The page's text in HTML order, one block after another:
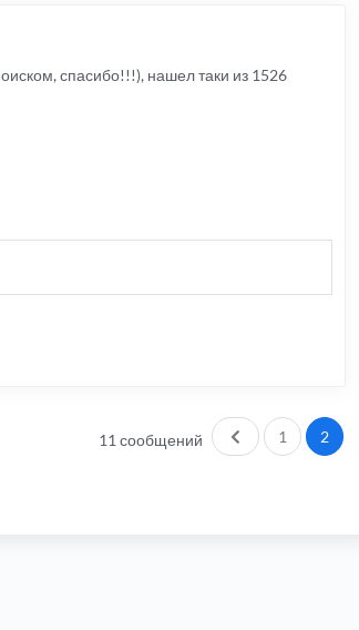
спасибо!!!), нашел таки из 1526
11 сообщений Пред.
1 2